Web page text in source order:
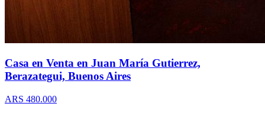
Casa en Venta en Juan María Gutierrez,
Berazategui, Buenos Aires
ARS 480.000